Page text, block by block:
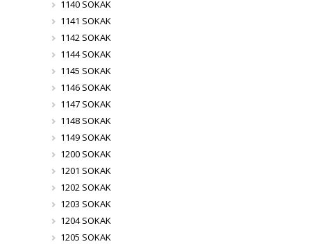
1140 SOKAK
1141 SOKAK
1142 SOKAK
1144 SOKAK
1145 SOKAK
1146 SOKAK
1147 SOKAK
1148 SOKAK
1149 SOKAK
1200 SOKAK
1201 SOKAK
1202 SOKAK
1203 SOKAK
1204 SOKAK
1205 SOKAK